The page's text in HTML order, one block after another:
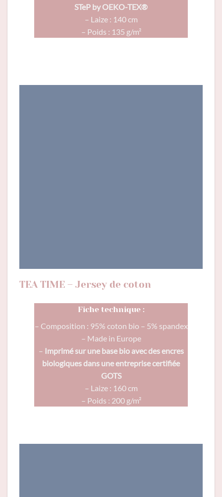
STeP by OEKO-TEX®
– Laize : 140 cm
– Poids : 135 g/m²
TEA TIME – Jersey de coton
Fiche technique :
– Composition : 95% coton bio – 5% spandex
– Made in Europe
– Imprimé sur une base bio avec des encres
biologiques dans une entreprise certifiée
GOTS
– Laize : 160 cm
– Poids : 200 g/m²